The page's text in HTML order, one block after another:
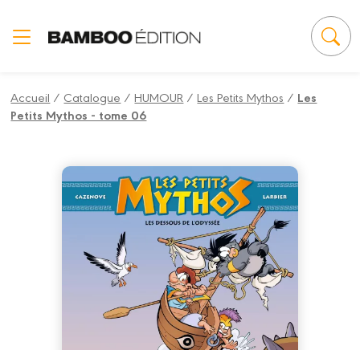
Accueil / Catalogue /HUMOUR /Les Petits Mythos / Les
Petits Mythos - tome 06